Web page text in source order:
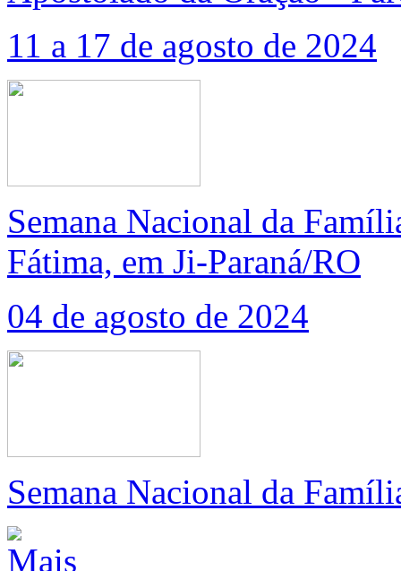
11 a 17 de agosto de 2024
Semana Nacional da
Fátima, em Ji-Paraná/RO
04 de agosto de 2024
Semana Nacional da